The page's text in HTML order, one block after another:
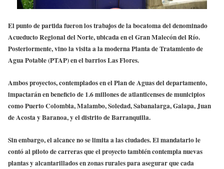
El punto de partida fueron los trabajos de la bocatoma del denominado
Acueducto Regional del Norte, ubicada en el Gran Malecón del Río.
Posteriormente, vino la visita a la moderna Planta de Tratamiento de
Agua Potable (PTAP) en el barrios Las Flores.
Ambos proyectos, contemplados en el Plan de Aguas del departamento,
impactarán en beneficio de 1.6 millones de atlanticenses de municipios
como Puerto Colombia, Malambo, Soledad, Sabanalarga, Galapa, Juan
de Acosta y Baranoa, y el distrito de Barranquilla.
Sin embargo, el alcance no se limita a las ciudades. El mandatario le
contó al piloto de carreras que el proyecto también contempla nuevas
plantas y alcantarillados en zonas rurales para asegurar que cada